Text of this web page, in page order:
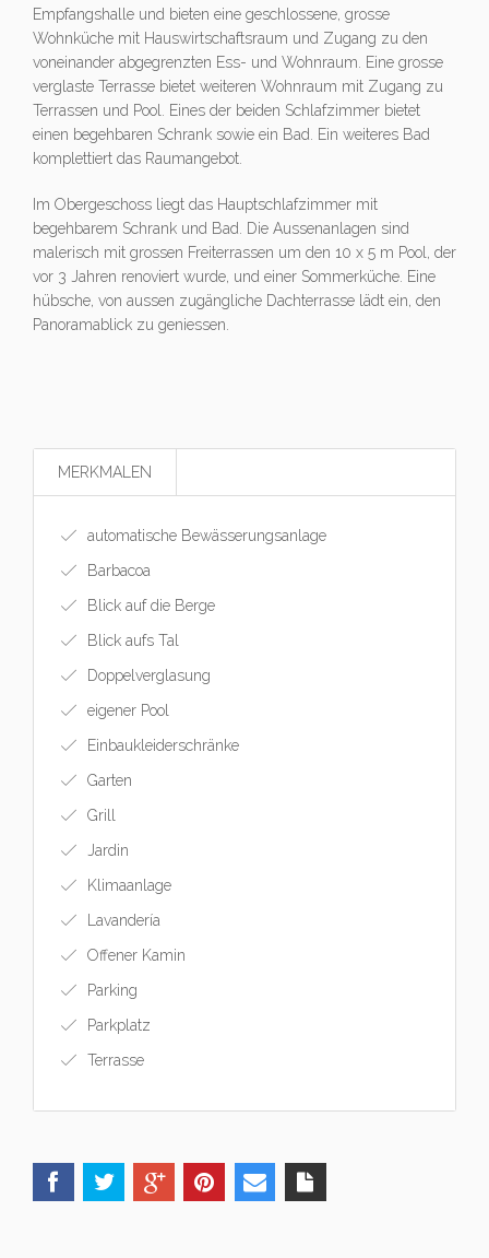
Empfangshalle und bieten eine geschlossene, grosse
Wohnküche mit Hauswirtschaftsraum und Zugang zu den
voneinander abgegrenzten Ess- und Wohnraum. Eine grosse
verglaste Terrasse bietet weiteren Wohnraum mit Zugang zu
Terrassen und Pool. Eines der beiden Schlafzimmer bietet
einen begehbaren Schrank sowie ein Bad. Ein weiteres Bad
komplettiert das Raumangebot.
Im Obergeschoss liegt das Hauptschlafzimmer mit
begehbarem Schrank und Bad. Die Aussenanlagen sind
malerisch mit grossen Freiterrassen um den 10 x 5 m Pool, der
vor 3 Jahren renoviert wurde, und einer Sommerküche. Eine
hübsche, von aussen zugängliche Dachterrasse lädt ein, den
Panoramablick zu geniessen.
MERKMALEN
automatische Bewässerungsanlage
Barbacoa
Blick auf die Berge
Blick aufs Tal
Doppelverglasung
eigener Pool
Einbaukleiderschränke
Garten
Grill
Jardin
Klimaanlage
Lavandería
Offener Kamin
Parking
Parkplatz
Terrasse